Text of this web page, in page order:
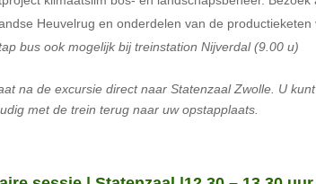
Heuvelrug en onderdelen van de
bus ook mogelijk bij treinstation Nijverdal (9.00 u)
na de excursie direct naar Statenzaal Zwolle. U
met de trein terug naar uw opstapplaats.